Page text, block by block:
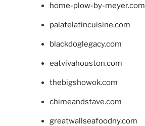
home-plow-by-meyer.com
palatelatincuisine.com
blackdoglegacy.com
eatvivahouston.com
thebigshowok.com
chimeandstave.com
greatwallseafoodny.com